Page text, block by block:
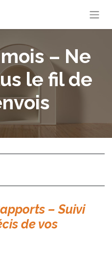
– Ne
le fil de
– Suivi
de vos